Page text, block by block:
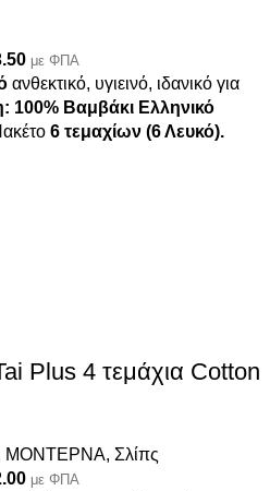
με ΦΠΑ
ανθεκτικό, υγιεινό, ιδανικό για
100% Βαμβάκι Ελληνικό
6 τεμαχίων (6 Λευκό).
Plus 4 τεμάχια Cotton
ΜΟΝΤΕΡΝΑ, Σλίπς
με ΦΠΑ